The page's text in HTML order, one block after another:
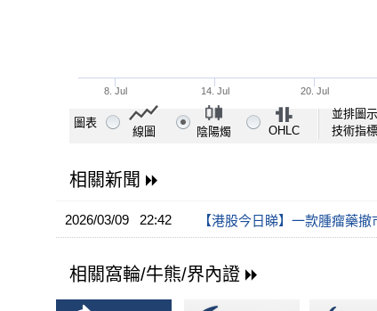
圖表
線圖 陰陽燭 OHLC
並排圖示
技術指標
相關新聞
2026/03/09 22:42 【港股今日睇】一款腫瘤藥
相關窩輪/牛熊/界內證